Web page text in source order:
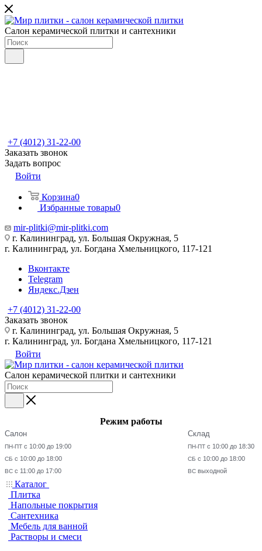
Салон керамической плитки и сантехники
+7 (4012) 31-22-00
Заказать звонок
Задать вопрос
Войти
Корзина0
Избранные товары0
mir-plitki@mir-plitki.com
г. Калининград, ул. Большая Окружная, 5
г. Калининград, ул. Богдана Хмельницкого, 117-121
Вконтакте
Telegram
Яндекс.Дзен
+7 (4012) 31-22-00
Заказать звонок
г. Калининград, ул. Большая Окружная, 5
г. Калининград, ул. Богдана Хмельницкого, 117-121
Войти
Салон керамической плитки и сантехники
Режим работы
Салон
ПН-ПТ с 10:00 до 19:00
СБ с 10:00 до 18:00
ВС с 11:00 до 17:00
Склад
ПН-ПТ с 10:00 до 18:30
СБ с 10:00 до 18:00
ВС выходной
Каталог
Плитка
Напольные покрытия
Сантехника
Мебель для ванной
Растворы и смеси